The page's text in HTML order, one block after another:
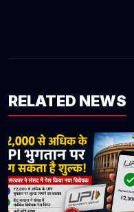
RELATED NEWS